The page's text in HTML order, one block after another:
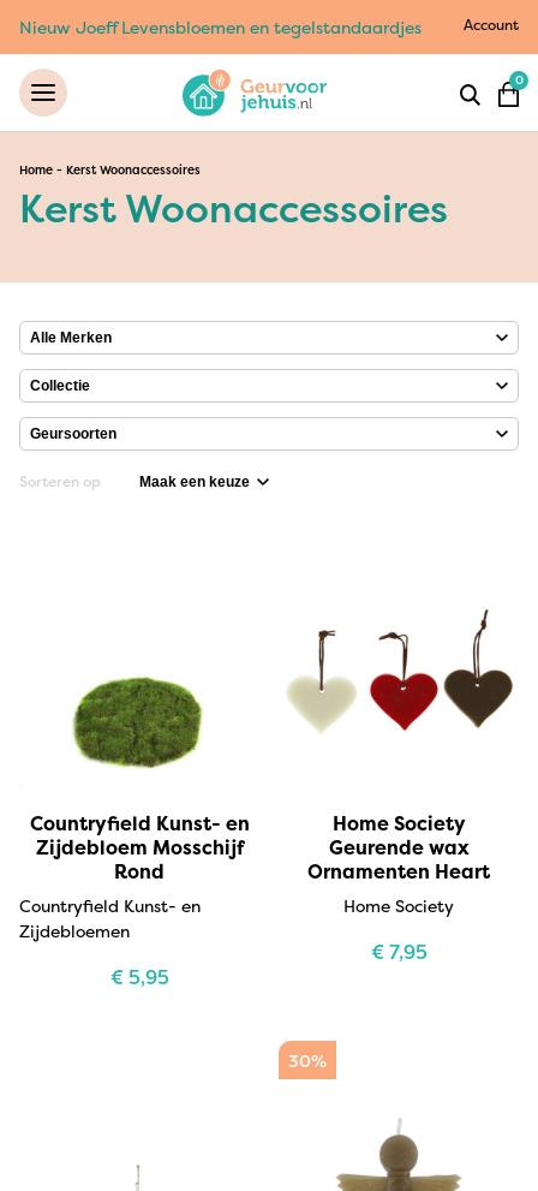
Nieuw Joeff Levensbloemen en tegelstandaardjes Account
0
Home - Kerst Woonaccessoires
Kerst Woonaccessoires
Sorteren op
Countryfield Kunst- en
Zijdebloem Mosschijf
Rond
Countryfield Kunst- en
Zijdebloemen
€5,95
Home Society
Geurende wax
Ornamenten Heart
Home Society
€7,95
30%